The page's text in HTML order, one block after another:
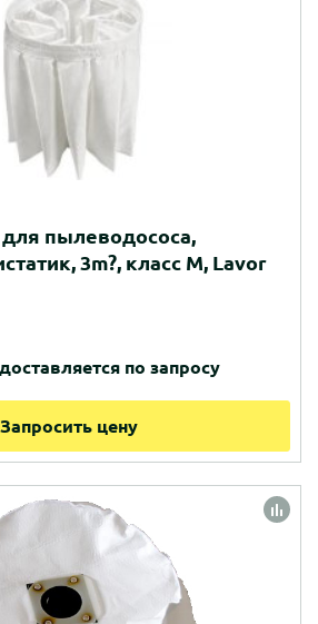
пылеводососа,
3m?, класс M, Lavor
по запросу
Запросить цену